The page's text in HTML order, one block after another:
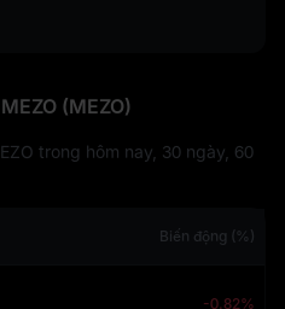
(MEZO)
trong hôm nay, 30 ngày, 60
Biến động (%)
-0.82%